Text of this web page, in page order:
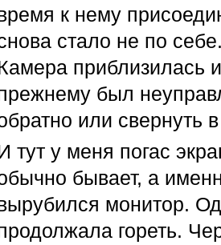
к нему
стало не по
приблизилась
был
или свернуть
тут у меня погас
бывает, а
монитор.
гореть.